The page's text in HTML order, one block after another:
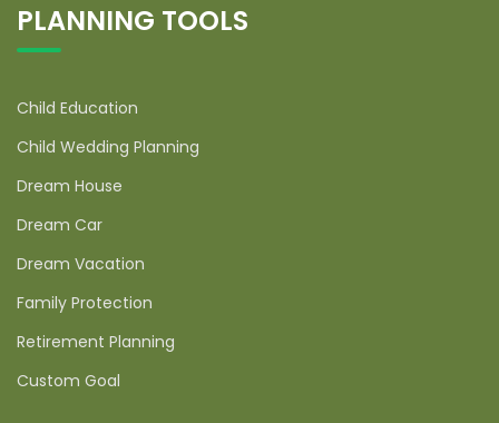
PLANNING TOOLS
Child Education
Child Wedding Planning
Dream House
Dream Car
Dream Vacation
Family Protection
Retirement Planning
Custom Goal